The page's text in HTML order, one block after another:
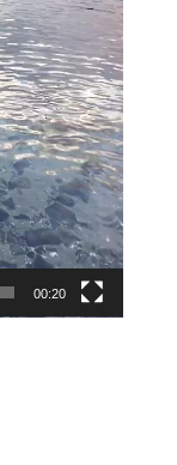
00:20